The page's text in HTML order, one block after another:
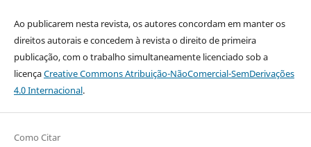
Ao publicarem nesta revista, os autores concordam em manter os
direitos autorais e concedem à revista o direito de primeira
publicação, com o trabalho simultaneamente licenciado sob a
licençaCreative Commons Atribuição-NãoComercial-SemDerivações
4.0 Internacional.
Como Citar